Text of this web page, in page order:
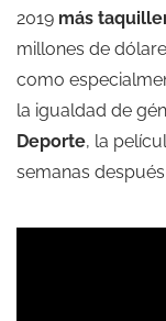
2019 más
millones de
como
la igualdad de
Deporte, la
semanas